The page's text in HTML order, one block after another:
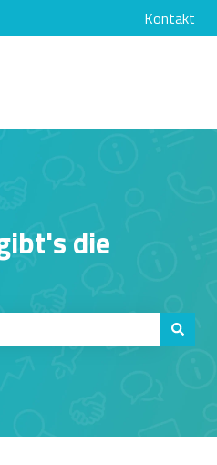
anzeigenKontakt
die